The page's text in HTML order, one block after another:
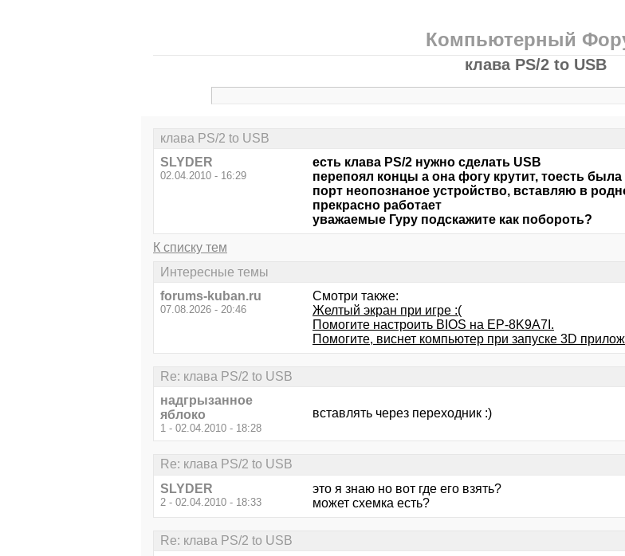
Компьютерный
клава PS/2 to USB
клава PS/2 to USB
SLYDER
02.04.2010 - 16:29
есть клава PS/2 нужно сделать USB
перепоял концы а она фогу крутит, тоесть
порт неопознаное устройство, вставляю в
прекрасно работает
уважаемые Гуру подскажите как побороть?
К списку тем
Интересные темы
forums-kuban.ru
07.08.2026 - 20:46
Смотри также:
Желтый экран при игре :(
Помогите настроить BIOS на EP-8K9A7I.
Помогите, виснет компьютер при запуске 3D
Re: клава PS/2 to USB
надгрызанное
яблоко
1 - 02.04.2010 - 18:28
вставлять через переходник :)
Re: клава PS/2 to USB
SLYDER
2 - 02.04.2010 - 18:33
это я знаю но вот где его взять?
может схемка есть?
Re: клава PS/2 to USB